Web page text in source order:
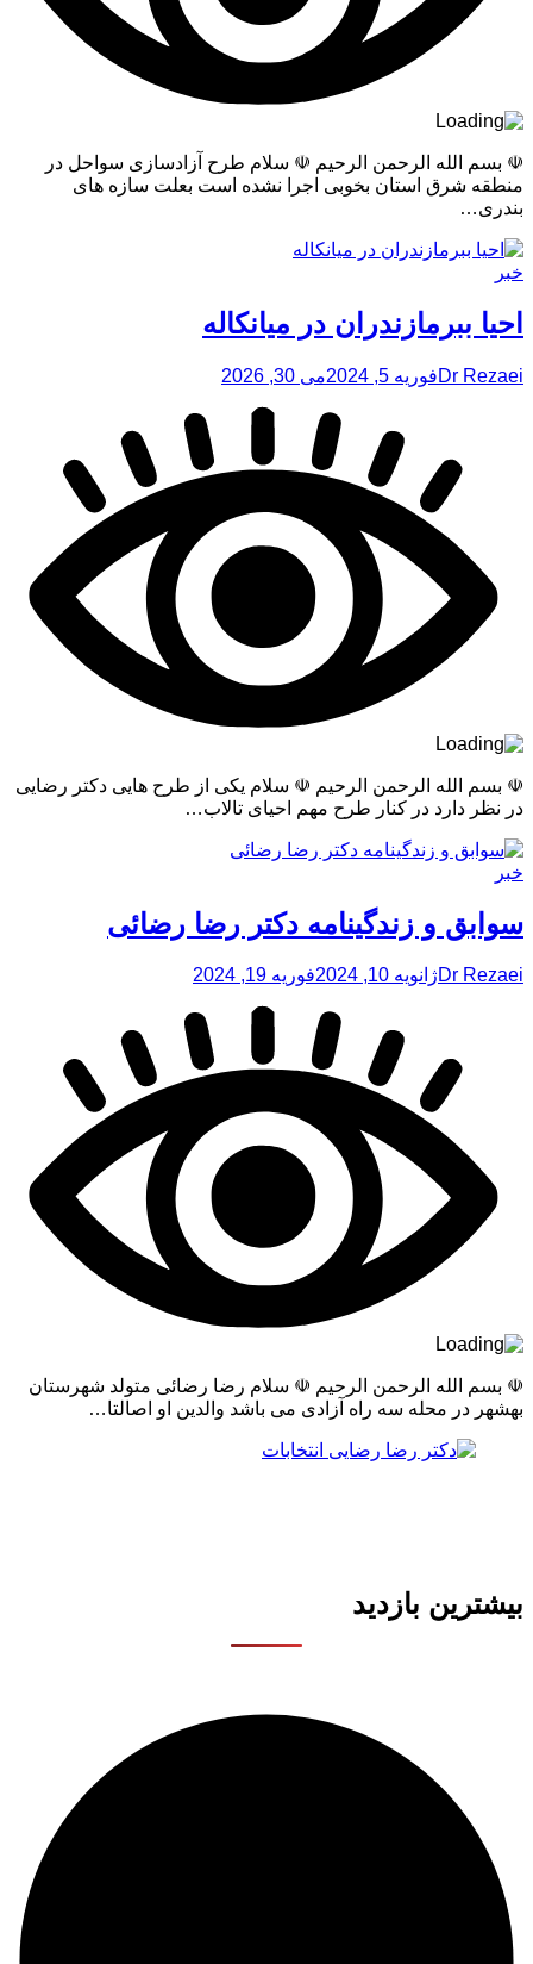
☫ بسم الله الرحمن الرحیم ☫ سلام طرح آزادسازی سواحل در
منطقه شرق استان بخوبی اجرا نشده است بعلت سازه های
بندری…
خبر
احیا ببرمازندران در میانکاله
Dr Rezaeiفوریه 5, 2024 می 30, 2026
☫ بسم الله الرحمن الرحیم ☫ سلام یکی از طرح هایی دکتر رضایی
در نظر دارد در کنار طرح مهم احیای تالاب…
خبر
سوابق و زندگینامه دکتر رضا رضائی
Dr Rezaeiژانویه 10, 2024 فوریه 19, 2024
☫ بسم الله الرحمن الرحیم ☫ سلام رضا رضائی متولد شهرستان
بهشهر در محله سه راه آزادی می باشد والدین او اصالتا…
بیشترین بازدید